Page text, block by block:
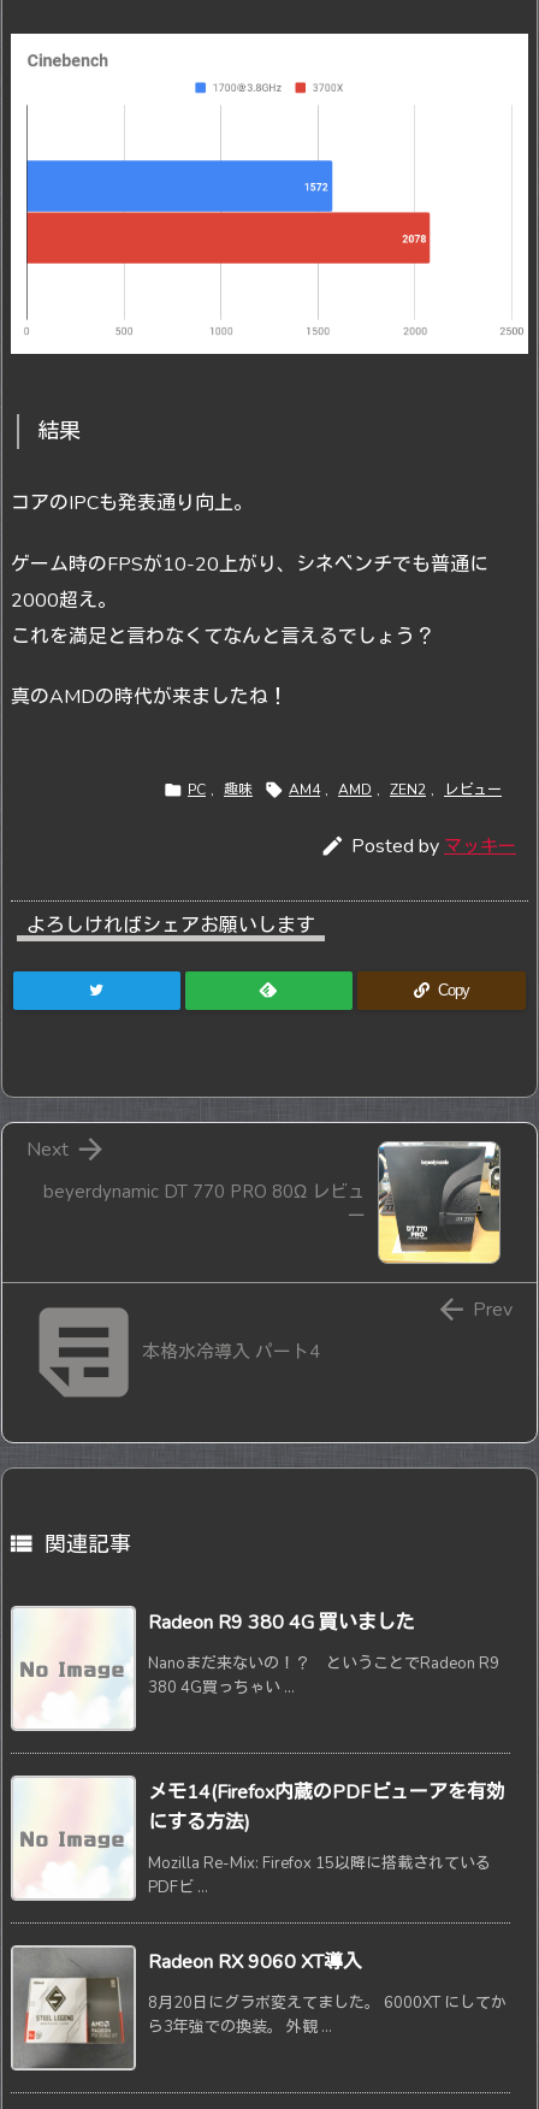
結果
コアのIPCも発表通り向上。
ゲーム時のFPSが10-20上がり、シネベンチでも普通に
2000超え。
これを満足と言わなくてなんと言えるでしょう？
真のAMDの時代が来ましたね！
 PC , 趣味  AM4 , AMD , ZEN2 , レビュー
 Posted by マッキー
よろしければシェアお願いします
Copy
beyerdynamic DT 770 PRO 80Ω レビュ
ー

Next
本格水冷導入 パート4
 Prev
 関連記事
Radeon R9 380 4G 買いました
Nanoまだ来ないの！？ ということでRadeon R9
380 4G買っちゃい ...
メモ14(Firefox内蔵のPDFビューアを有効
にする方法)
Mozilla Re-Mix: Firefox 15以降に搭載されている
PDFビ ...
Radeon RX 9060 XT導入
8月20日にグラボ変えてました。 6000XT にしてか
ら3年強での換装。 外観 ...